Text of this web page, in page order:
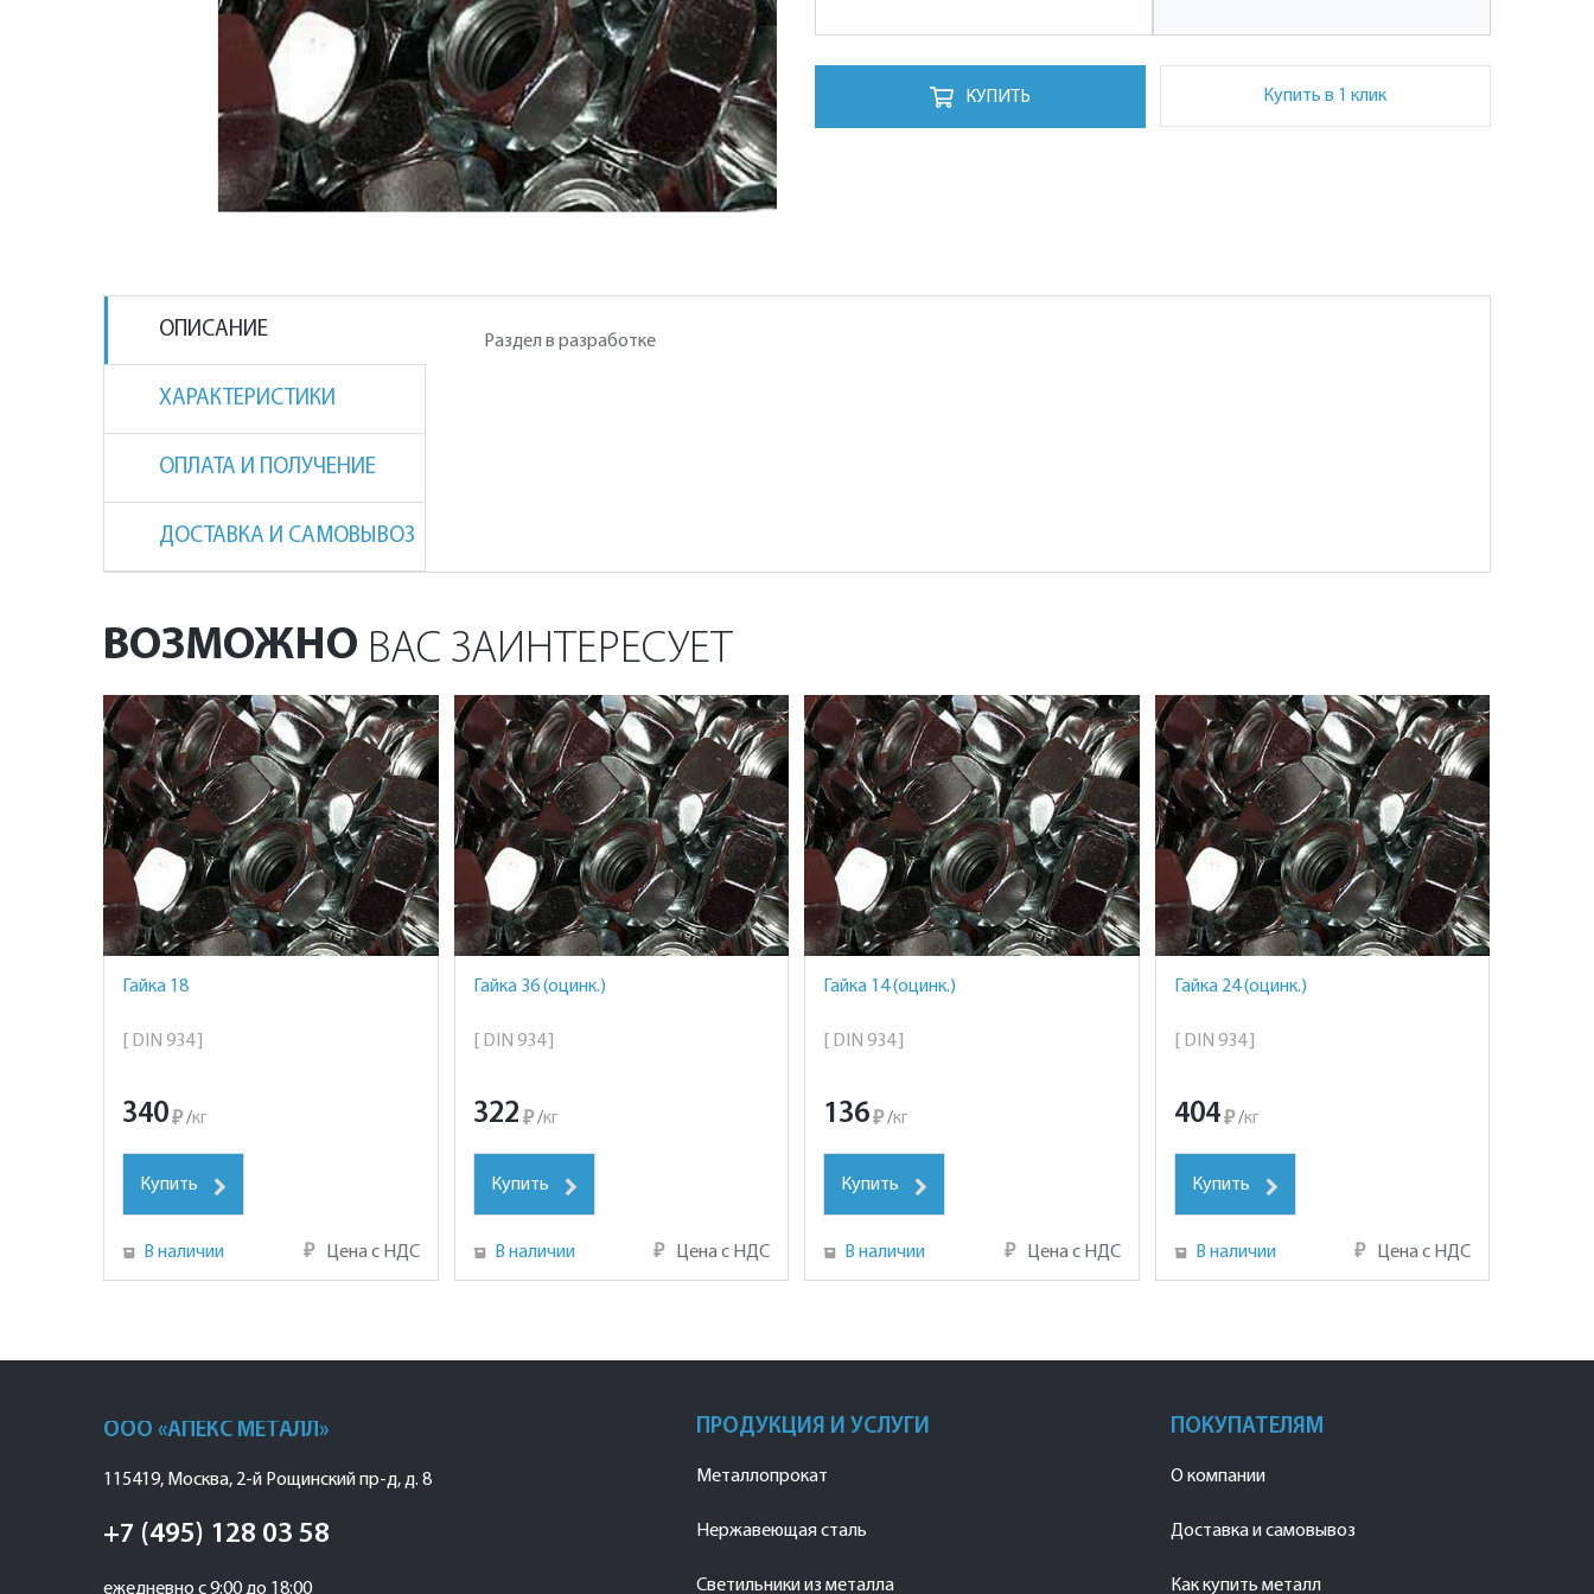
КУПИТЬ Купить в 1 клик
ОПИСАНИЕ
ХАРАКТЕРИСТИКИ
ОПЛАТА И ПОЛУЧЕНИЕ
ДОСТАВКА И САМОВЫВОЗ
Раздел в разработке
ВОЗМОЖНО ВАС ЗАИНТЕРЕСУЕТ
Гайка 18
[ DIN 934 ]
340₽ /кг
Купить
В наличии ₽ Цена с НДС
Гайка 36 (оцинк.)
[ DIN 934 ]
322 ₽ /кг
Купить
В наличии ₽ Цена с НДС
Гайка 14 (оцинк.)
[ DIN 934 ]
136₽ /кг
Купить
В наличии ₽ Цена с НДС
Гайка 24 (оцинк.)
[ DIN 934 ]
404 ₽ /кг
Купить
В наличии ₽ Цена с НДС
ООО «АПЕКС МЕТАЛЛ»
115419, Москва, 2-й Рощинский пр-д, д. 8
+7 (495) 128 03 58
ежедневно с 9:00 до 18:00
ПРОДУКЦИЯ И УСЛУГИ
Металлопрокат
Нержавеющая сталь
Светильники из металла
ПОКУПАТЕЛЯМ
О компании
Доставка и самовывоз
Как купить металл